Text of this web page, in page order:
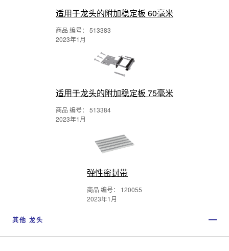
适用于龙头的附加稳定板 60毫米
商品 编号： 513383
2023年1月
适用于龙头的附加稳定板 75毫米
商品 编号： 513384
2023年1月
弹性密封带
商品 编号： 120055
2023年1月
其他 龙头